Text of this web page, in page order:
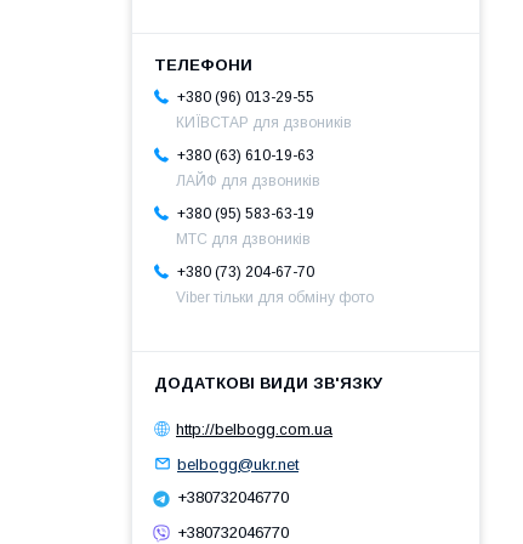
+380 (96) 013-29-55
КИЇВСТАР для дзвоників
+380 (63) 610-19-63
ЛАЙФ для дзвоників
+380 (95) 583-63-19
МТС для дзвоників
+380 (73) 204-67-70
Viber тільки для обміну фото
http://belbogg.com.ua
belbogg@ukr.net
+380732046770
+380732046770